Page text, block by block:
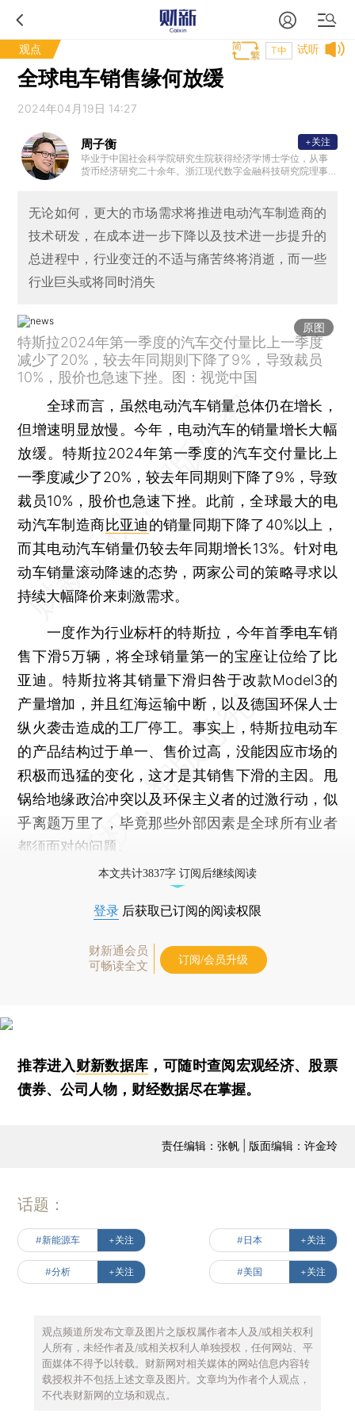
观点 试听
T中
全球电车销售缘何放缓
2024年04月19日 14:27
周子衡
毕业于中国社会科学院研究生院获得经济学博士学位，从事
货币经济研究二十余年。浙江现代数字金融科技研究院理事
学访问学者，新西兰惠灵顿维多利亚大学访问学者；曾担任
阿里巴巴（中国）有限公司顾问，阿里研究院学委会委员；
曾任职于中国民生银行、中信集团、中国华能集团、中国社
验。
+关注
无论如何，更大的市场需求将推进电动汽车制造商的
技术研发，在成本进一步下降以及技术进一步提升的
总进程中，行业变迁的不适与痛苦终将消逝，而一些
行业巨头或将同时消失
原图
特斯拉2024年第一季度的汽车交付量比上一季度
减少了20%，较去年同期则下降了9%，导致裁员
10%，股价也急速下挫。图：视觉中国
全球而言，虽然电动汽车销量总体仍在增长，
但增速明显放慢。今年，电动汽车的销量增长大幅
放缓。特斯拉2024年第一季度的汽车交付量比上
一季度减少了20%，较去年同期则下降了9%，导致
裁员10%，股价也急速下挫。此前，全球最大的电
动汽车制造商比亚迪的销量同期下降了40%以上，
而其电动汽车销量仍较去年同期增长13%。针对电
动车销量滚动降速的态势，两家公司的策略寻求以
持续大幅降价来刺激需求。
一度作为行业标杆的特斯拉，今年首季电车销
售下滑5万辆，将全球销量第一的宝座让位给了比
亚迪。特斯拉将其销量下滑归咎于改款Model3的
产量增加，并且红海运输中断，以及德国环保人士
纵火袭击造成的工厂停工。事实上，特斯拉电动车
的产品结构过于单一、售价过高，没能因应市场的
积极而迅猛的变化，这才是其销售下滑的主因。甩
锅给地缘政治冲突以及环保主义者的过激行动，似
乎离题万里了，毕竟那些外部因素是全球所有业者
都须面对的问题。
本文共计3837字 订阅后继续阅读
登录 后获取已订阅的阅读权限
财新通会员
可畅读全文
订阅/会员升级
推荐进入财新数据库 ，可随时查阅宏观经济、股票
债券、公司人物，财经数据尽在掌握。
责任编辑：张帆 | 版面编辑：许金玲
话题：
#新能源车 +关注 #日本 +关注
#分析 +关注 #美国 +关注
观点频道所发布文章及图片之版权属作者本人及/或相关权利
人所有，未经作者及/或相关权利人单独授权，任何网站、平
面媒体不得予以转载。财新网对相关媒体的网站信息内容转
载授权并不包括上述文章及图片。文章均为作者个人观点，
不代表财新网的立场和观点。